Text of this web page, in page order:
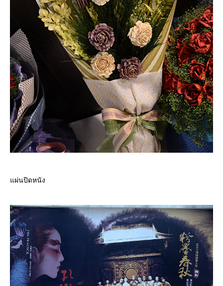
ผ่นปิดหนัง